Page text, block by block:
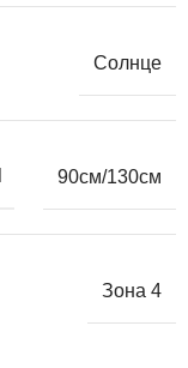
Солнце
90см/130см
Зона 4